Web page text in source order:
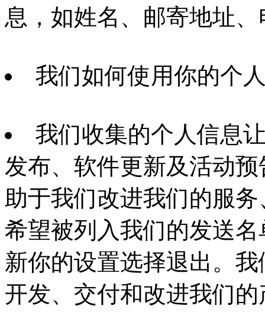
息，如姓名、邮寄地址
我们如何使用你的个
我们收集的个人信息
发布、软件更新及活动
助于我们改进我们的服
希望被列入我们的发送
新你的设置选择退出。
开发、交付和改进我们